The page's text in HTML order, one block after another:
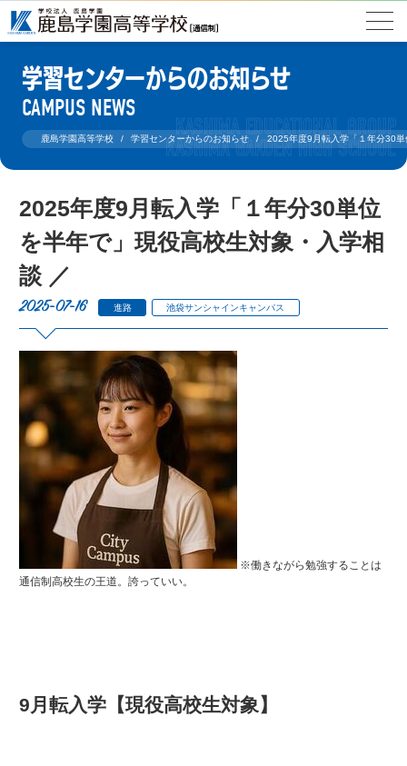
学習センターからのお知らせ
CAMPUS NEWS
鹿島学園高等学校 学習センターからのお知らせ 2025年度9月転入学「１年分30
2025年度9月転入学「１年分30単位
を半年で」現役高校生対象・入学相
談 ／
2025-07-16 進路 池袋サンシャインキャンパス
※働きながら勉強することは
通信制高校生の王道。誇っていい。
9月転入学【現役高校生対象】